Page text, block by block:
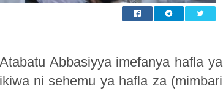
Abbasiyya imefanya hafla ya
ni sehemu ya hafla za (mimbari